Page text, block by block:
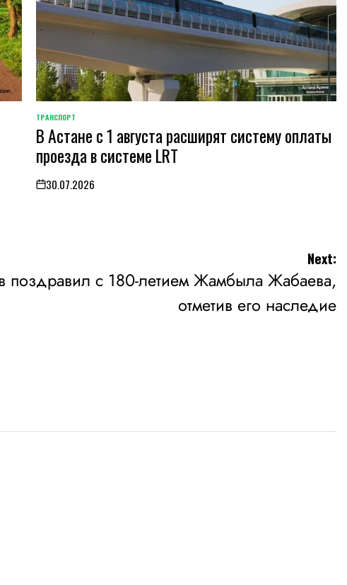
POSTED
IN
ТРАНСПОРТ
В Астане с 1 августа расширят систему оплаты
проезда в системе LRT
on30.07.2026
Next:
поздравил с 180-летием Жамбыла Жабаева,
отметив его наследие